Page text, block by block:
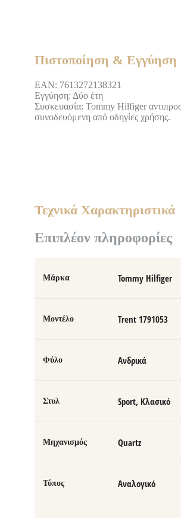
Πιστοποίηση & Εγγύηση
EAN: 7613272138321
Εγγύηση: Δύο έτη
Συσκευασία: Tommy Hilfiger
συνοδευόμενη από οδηγίες χρήσης.
Τεχνικά Χαρακτηριστικά
Επιπλέον πληροφορίες
Μάρκα Tommy Hilfiger
Μοντέλο Trent 1791053
Φύλο Ανδρικά
Στυλ Sport, Κλασικό
Μηχανισμός Quartz
Τύπος Αναλογικό